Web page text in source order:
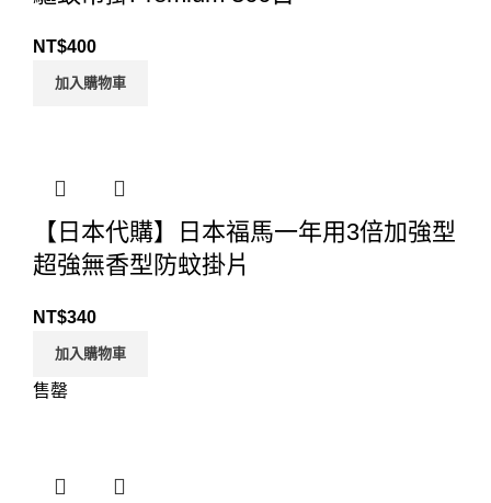
NT$400
加入購物車
【日本代購】日本福馬一年用3倍加強型
超強無香型防蚊掛片
NT$340
加入購物車
售罄